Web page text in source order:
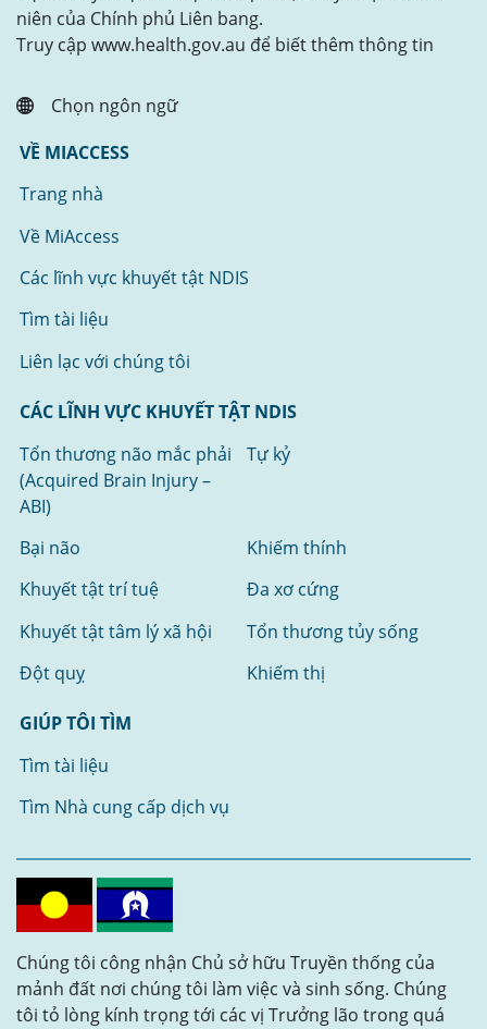
niên của Chính phủ Liên bang.
Truy cập www.health.gov.au để biết thêm thông tin
Chọn ngôn ngữ
VỀ MIACCESS
Trang nhà
Về MiAccess
Các lĩnh vực khuyết tật NDIS
Tìm tài liệu
Liên lạc với chúng tôi
CÁC LĨNH VỰC KHUYẾT TẬT NDIS
Tổn thương não mắc phải
(Acquired Brain Injury –
ABI)
Tự kỷ
Bại não
Khiếm thính
Khuyết tật trí tuệ
Đa xơ cứng
Khuyết tật tâm lý xã hội
Tổn thương tủy sống
Đột quỵ
Khiếm thị
GIÚP TÔI TÌM
Tìm tài liệu
Tìm Nhà cung cấp dịch vụ
Chúng tôi công nhận Chủ sở hữu Truyền thống của
mảnh đất nơi chúng tôi làm việc và sinh sống. Chúng
tôi tỏ lòng kính trọng tới các vị Trưởng lão trong quá